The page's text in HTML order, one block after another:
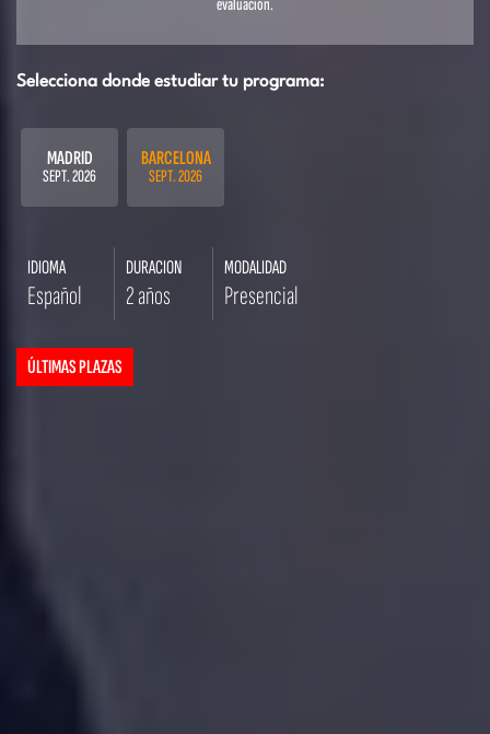
evaluación.
Selecciona donde estudiar tu programa:
MADRID
SEPT. 2026
BARCELONA
SEPT. 2026
IDIOMA
Español
DURACION
2 años
MODALIDAD
Presencial
ÚLTIMAS PLAZAS